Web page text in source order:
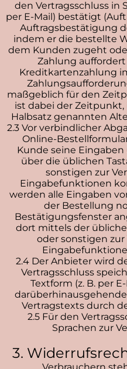
den Vertragsschluss in
per E-Mail) bestätigt
Auftragsbestätigung
indem er die bestellte
dem Kunden zugeht
Zahlung auffordert
Kreditkartenzahlung
maßgeblich für den
ist dabei der
Halbsatz genannten
2.3 Vor verbindlicher
Online-
Kunde seine
über die üblichen
sonstigen zur
Eingabefunktionen
werden alle Eingaben
der Bestellung
Bestätigungsfenster
dort mittels der
oder sonstigen
2.4 Der Anbieter wird
Vertragsschluss
Textform (z. B. per
Vertragstexts durch
2.5 Für den
Sprachen zur
3.